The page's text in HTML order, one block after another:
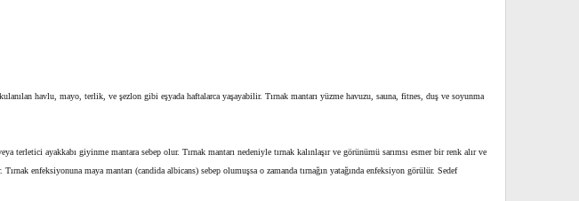
havlu, mayo, terlik, ve şezlon gibi eşyada haftalarca yaşayabilir. Tırnak mantarı yüzme havuzu, sauna, fitnes, duş ve soyunma
terletici ayakkabı giyinme mantara sebep olur. Tırnak mantarı nedeniyle tırnak kalınlaşır ve görünümü sarımsı esmer bir renk alır ve
enfeksiyonuna maya mantarı (candida albicans) sebep olumuşsa o zamanda tırnağın yatağında enfeksiyon görülür. Sedef